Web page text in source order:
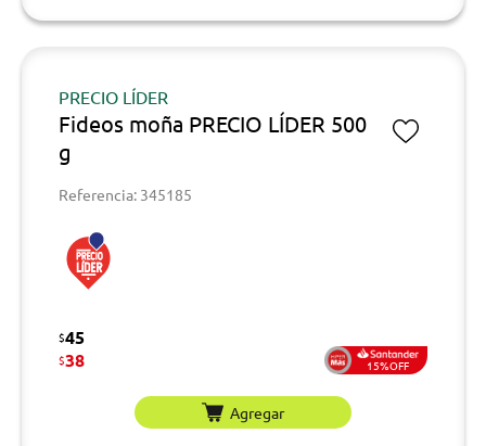
PRECIO LÍDER
Fideos moña PRECIO LÍDER 500
g
Referencia: 345185
$45
$38 15%OFF
Agregar